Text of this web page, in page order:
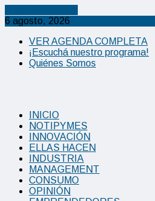
6 agosto, 2026
VER AGENDA COMPLETA
¡Escuchá nuestro programa!
Quiénes Somos
INICIO
NOTIPYMES
INNOVACIÓN
ELLAS HACEN
INDUSTRIA
MANAGEMENT
CONSUMO
OPINIÓN